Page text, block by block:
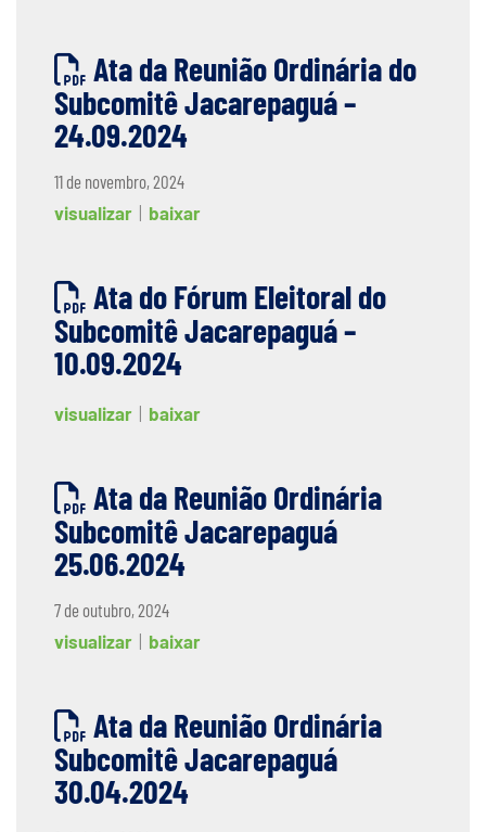
Ata da Reunião Ordinária do
Subcomitê Jacarepaguá –
24.09.2024
11 de novembro, 2024
visualizar
baixar
Ata do Fórum Eleitoral do
Subcomitê Jacarepaguá –
10.09.2024
visualizar baixar
Ata da Reunião Ordinária
Subcomitê Jacarepaguá
25.06.2024
7 de outubro, 2024
visualizar
baixar
Ata da Reunião Ordinária
Subcomitê Jacarepaguá
30.04.2024